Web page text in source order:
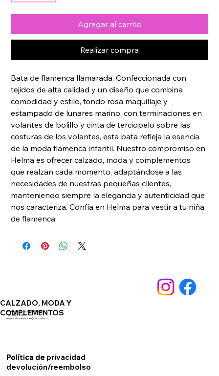
Agregar al carrito
Realizar compra
Bata de flamenca llamarada. Confeccionada con
tejidos de alta calidad y un diseño que combina
comodidad y estilo, fondo rosa maquillaje y
estampado de lunares marino, con terminaciones en
volantes de bolillo y cinta de terciopelo sobre las
costuras de los volantes, esta bata refleja la esencia
de la moda flamenca infantil. Nuestro compromiso en
Helma es ofrecer calzado, moda y complementos
que realzan cada momento, adaptándose a las
necesidades de nuestras pequeñas clientes,
manteniendo siempre la elegancia y autenticidad que
nos caracteriza. Confía en Helma para vestir a tu niña
de flamenca
CALZADO, MODA Y
COMPLEMENTOS
Política de privacidad
Política de
devolución/reembolso
Av. Andalucia 76. 14550 Montilla
Telf. 659891561
manucalzadosisabel@hotmail.com